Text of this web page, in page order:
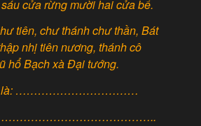
cửa rừng mười hai cửa bể.
tiên, chư thánh chư thần, Bát
nhị tiên nương, thánh cô
hổ Bạch xà Đại tướng.
là: ……………………………